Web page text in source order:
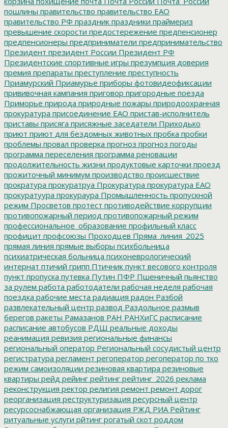
пошлины правительство правительство ЕАО
правительство РФ праздник праздники праймериз
превышение скорости предостережение предпенсионер
предпенсионеры предприниматели предпринимательство
Президент президент России Президент РФ
Президентские спортивные игры презумпция доверия
премия препараты преступление преступность
Приамурский Приамурье приборы фотовидеофиксации
прививочная кампания приговор пригородные поезда
Приморье природа природные пожары природоохранная
прокуратура присоединение ЕАО пристав-исполнитель
приставы присяга присяжные заседатели Приходько
приют приют для бездомных животных пробка пробки
проблемы провал проверка прогноз прогноз погоды
программа переселения программа реновации
продолжительность жизни продуктовые карточки проезд
прожиточный минимум производство происшествие
прократура прокуратруа Прокуратура прокуратура ЕАО
прокуратуура прокураура Промышленность пропускной
режим Просветов протест противодействие коррупции
противопожарный период противопожарный режим
профессиональное_образование профильный класс
профицит профсоюзы Проходцев Пряма_линия_2025
прямая линия прямые выборы психбольница
психиатрическая больница психоневрологический
интернат птичий грипп Птичник пункт весового контроля
пункт пропуска путевка Путин ПФР Пшеничный пьянство
за рулем работа работодатели рабочая неделя рабочая
поездка рабочие места радиация радон Разбой
развлекательный центр развод Раздольное размыв
берегов ракеты Рамазанов РАН РАНХиГС расписание
расписание автобусов РДШ реальные доходы
реанимация ревизия региональные финансы
региональный оператор Региональный сосудистый центр
регистратура регламент регоператор регоператор по тко
режим самоизоляции резиновая квартира резиновые
квартиры рейд рейинг рейтинг рейтинг_2026 реклама
реконструкция ректор религия ремонт ремонт дорог
реорганизация реструктуризация ресурсный центр
ресурсоснабжающая организация РЖД РИА Рейтинг
ритуальные услуги рйтинг рогатый скот роддом